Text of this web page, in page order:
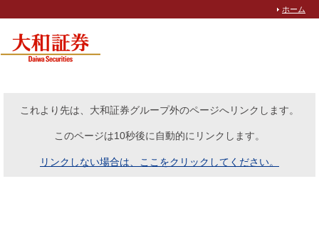
ホーム
これより先は、大和証券グループ外のページへリンクします。
このページは10秒後に自動的にリンクします。
リンクしない場合は、ここをクリックしてください。